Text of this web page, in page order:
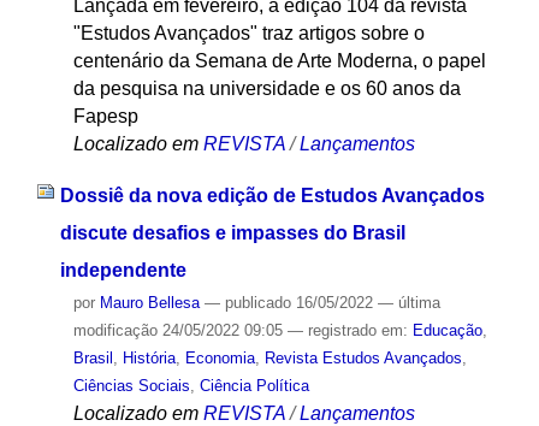
Lançada em fevereiro, a edição 104 da revista
"Estudos Avançados" traz artigos sobre o
centenário da Semana de Arte Moderna, o papel
da pesquisa na universidade e os 60 anos da
Fapesp
Localizado em REVISTA /Lançamentos
Dossiê da nova edição de Estudos Avançados
discute desafios e impasses do Brasil
independente
por Mauro Bellesa — publicado16/05/2022 — última
modificação24/05/2022 09:05 — registrado em: Educação,
Brasil , História, Economia, Revista Estudos Avançados,
Ciências Sociais, Ciência Política
Localizado em REVISTA /Lançamentos